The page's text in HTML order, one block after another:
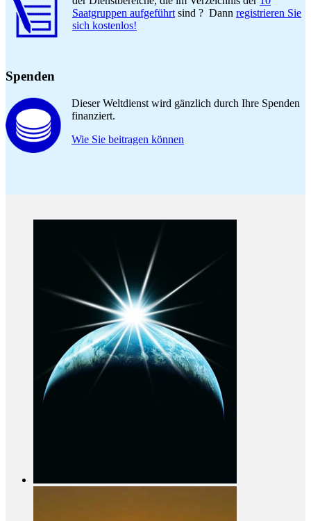
Saatgruppen aufgeführt sind ? Dann registrieren Sie
sich kostenlos!
Spenden
Dieser Weltdienst wird gänzlich durch Ihre Spenden
finanziert.
Wie Sie beitragen können